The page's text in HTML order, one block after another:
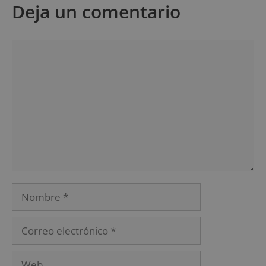
Deja un comentario